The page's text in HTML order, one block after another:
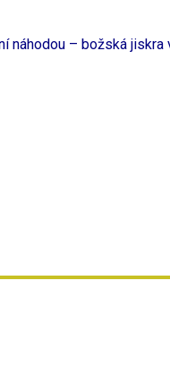
– božská jiskra